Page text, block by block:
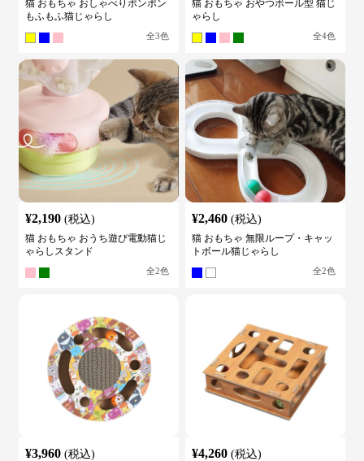
猫 おもちゃ おしゃべりポンポン
もふもふ猫じゃらし
全3色
猫 おもちゃ おやつボール型 猫じ
ゃらし
全4色
¥2,190 (税込)
猫 おもちゃ おうち遊び電動猫じ
ゃらしスタンド
全2色
¥2,460 (税込)
猫 おもちゃ 無限ループ・キャッ
トボール猫じゃらし
全2色
¥3,960 (税込) ¥4,260 (税込)